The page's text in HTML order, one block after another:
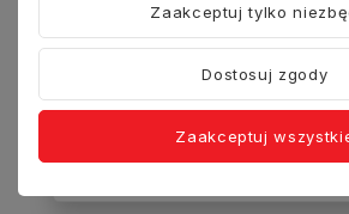
© 2025 HEYKAPAK.PL. WSZELKIE PRAWA
Zaakceptuj tylko
Dostosuj zgody
Zaakceptuj